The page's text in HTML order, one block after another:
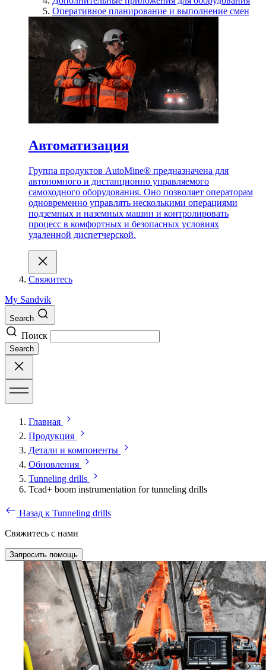
Оперативное планирование и выполнение смен
Автоматизация
Группа продуктов AutoMine® предназначена для
автономного и дистанционно управляемого
самоходного оборудования. Оно позволяет операторам
одновременно управлять несколькими операциями
подземных и наземных машин и контролировать
процесс в комфортных и безопасных условиях
удаленной диспетчерской.
Свяжитесь
My Sandvik
Search
Поиск
Search
Главная
Продукция
Детали и компоненты
Обновления
Tunneling drills
Tcad+ boom instrumentation for tunneling drills
Назад к Tunneling drills
Свяжитесь с нами
Запросить помощь